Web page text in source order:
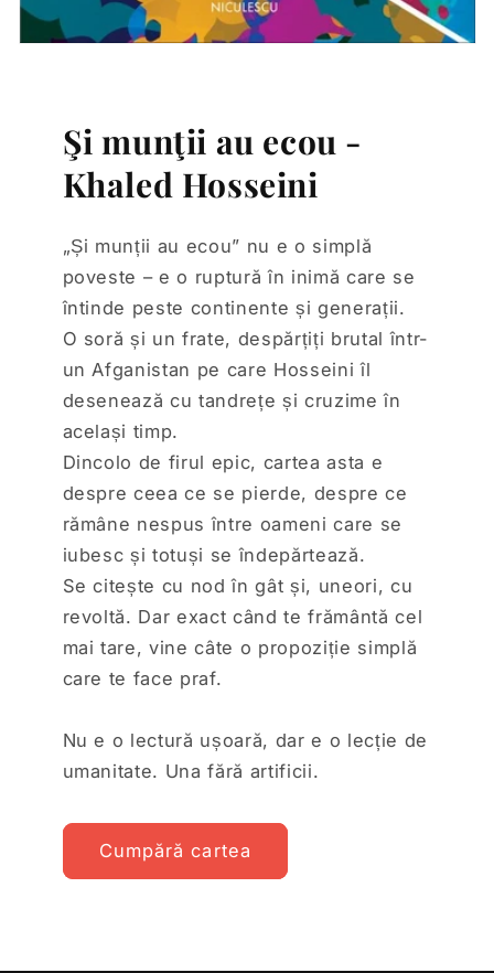
Şi munţii au ecou -
Khaled Hosseini
„Și munții au ecou” nu e o simplă
poveste – e o ruptură în inimă care se
întinde peste continente și generații.
O soră și un frate, despărțiți brutal într-
un Afganistan pe care Hosseini îl
desenează cu tandrețe și cruzime în
același timp.
Dincolo de firul epic, cartea asta e
despre ceea ce se pierde, despre ce
rămâne nespus între oameni care se
iubesc și totuși se îndepărtează.
Se citește cu nod în gât și, uneori, cu
revoltă. Dar exact când te frământă cel
mai tare, vine câte o propoziție simplă
care te face praf.
Nu e o lectură ușoară, dar e o lecție de
umanitate. Una fără artificii.
Cumpără cartea